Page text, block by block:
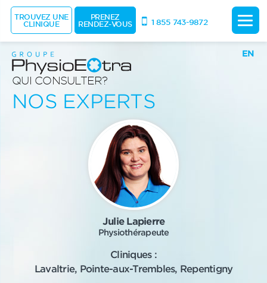
EN
QUI CONSULTER?
NOS EXPERTS
Julie Lapierre
Physiothérapeute
Cliniques :
Lavaltrie, Pointe-aux-Trembles, Repentigny
TROUVEZ UNE
CLINIQUE
PRENEZ
RENDEZ-VOUS 1 855 743-9872